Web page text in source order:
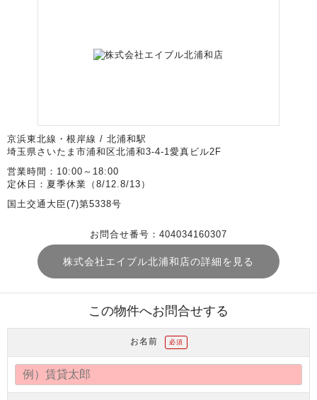
京浜東北線・根岸線 / 北浦和駅
埼玉県さいたま市浦和区北浦和3-4-1愛真ビル2F
営業時間：10:00～18:00
定休日：夏季休業（8/12.8/13）
国土交通大臣(7)第5338号
お問合せ番号：404034160307
株式会社エイブル北浦和店の詳細を見る
この物件へお問合せする
お名前 必須